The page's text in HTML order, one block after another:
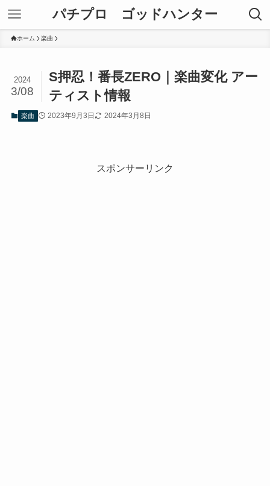
パチプロ ゴッドハンター
ホーム 楽曲
S押忍！番長ZERO｜楽曲変化 アー
ティスト情報
2024
3/08
楽曲 2023年9月3日 2024年3月8日
スポンサーリンク